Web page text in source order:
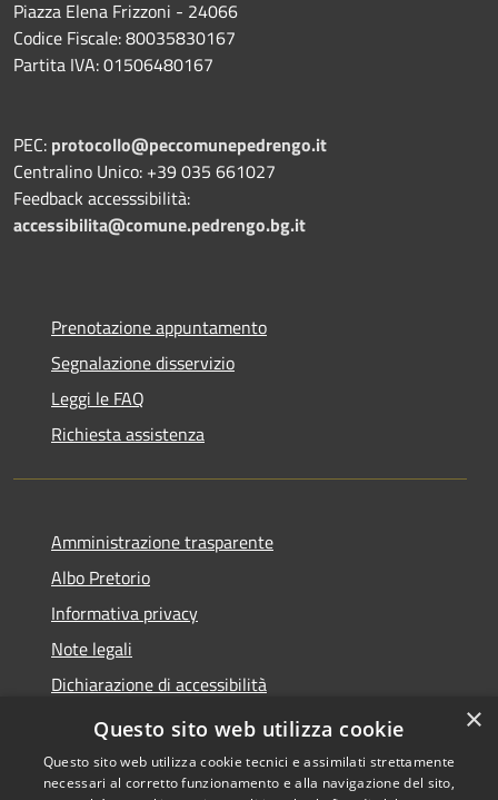
Piazza Elena Frizzoni - 24066
Codice Fiscale: 80035830167
Partita IVA: 01506480167
PEC: protocollo@peccomunepedrengo.it
Centralino Unico: +39 035 661027
Feedback accesssibilità:
accessibilita@comune.pedrengo.bg.it
Prenotazione appuntamento
Segnalazione disservizio
Leggi le FAQ
Richiesta assistenza
Amministrazione trasparente
Albo Pretorio
Informativa privacy
Note legali
Dichiarazione di accessibilità
Area riservata dipendenti
×
Questo sito web utilizza cookie
Questo sito web utilizza cookie tecnici e assimilati strettamente
necessari al corretto funzionamento e alla navigazione del sito,